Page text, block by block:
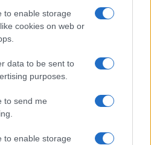
to enable storage
cookies on web or
data to be sent to
purposes.
to send me
to enable storage
Samsung funkció teljesen
a mobilhasználatot –
tudnak róla
Android Central
funkció, amely
használatot,
továbbra is hiányzik.